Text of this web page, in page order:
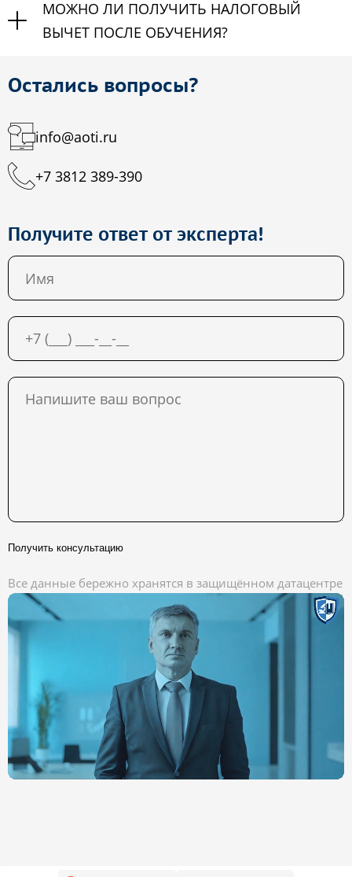
МОЖНО ЛИ ПОЛУЧИТЬ НАЛОГОВЫЙ
ВЫЧЕТ ПОСЛЕ ОБУЧЕНИЯ?
Остались вопросы?
info@aoti.ru
+7 3812 389-390
Получите ответ от эксперта!
Получить консультацию
Все данные бережно хранятся в защищённом датацентре